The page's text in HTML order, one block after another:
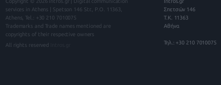
Σπετσών 146
Τ.Κ. 11363
Αθήνα
Τηλ.: +30 210 7010075
services in Athens
Spetson 146 Str., P.O. 11363
Athens , Tel.: +30 210 7010075
Trademarks and Trade names mentioned are
copyrights of their respective owners
All rights reserved